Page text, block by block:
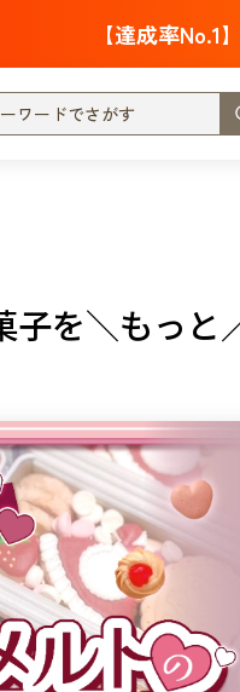
【達成率
社会貢献
茨城 栃木
新潟 富山
三重 滋賀
鳥取
徳島 香川
縄 福岡 佐賀
子を＼もっ